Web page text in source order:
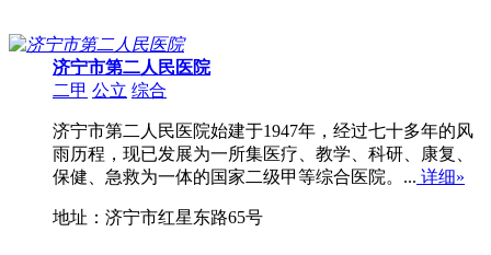
济宁市第二人民医院
二甲 公立 综合
济宁市第二人民医院始建于1947年，经过七十多年的风
雨历程，现已发展为一所集医疗、教学、科研、康复、
保健、急救为一体的国家二级甲等综合医院。... 详细»
地址：济宁市红星东路65号